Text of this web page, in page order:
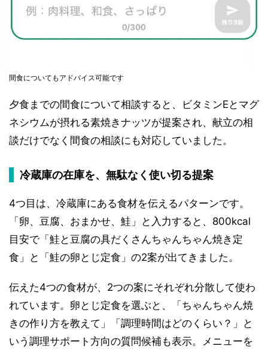
間食についてもアドバイス可能です
夕食までの間食について相談すると、ビタミンEとマグ
ネシウムが摂れる素焼きナッツが提案され、献立の相
談だけでなく間食の相談にも対応していました。
冷蔵庫の在庫を、無駄なく使い切る提案
4つ目は、冷蔵庫にある食材を伝えるパターンです。
「卵、豆腐、おまかせ、鮭」と入力すると、800kcal
目安で「鮭と豆腐の具だくさんちゃんちゃん焼き定
食」と「鮭の卵とじ定食」の2案が出てきました。
伝えた4つの食材が、2つの案にそれぞれ分散して使わ
れています。卵とじ定食を選ぶと、「ちゃんちゃん焼
きの作り方を教えて」「調理時間はどのくらい？」と
いう調理サポート方向の質問候補も表示。メニューを